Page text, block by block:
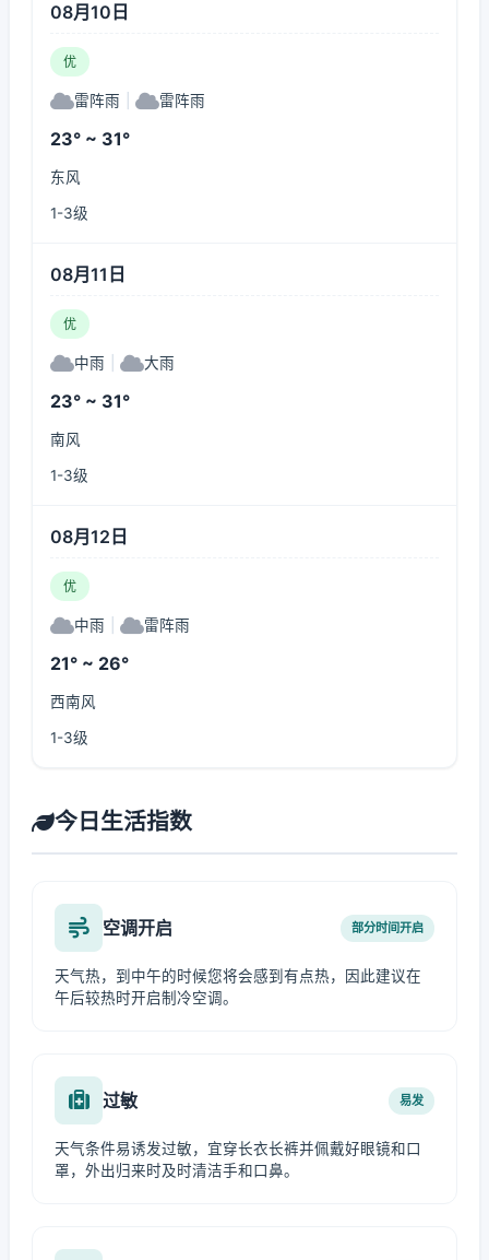
08月10日
优
雷阵雨 雷阵雨
23° ~ 31°
东风
1-3级
08月11日
优
中雨 大雨
23° ~ 31°
南风
1-3级
08月12日
优
中雨 雷阵雨
21° ~ 26°
西南风
1-3级
今日生活指数
空调开启 部分时间开启
天气热，到中午的时候您将会感到有点热，因此建议在
午后较热时开启制冷空调。
过敏 易发
天气条件易诱发过敏，宜穿长衣长裤并佩戴好眼镜和口
罩，外出归来时及时清洁手和口鼻。